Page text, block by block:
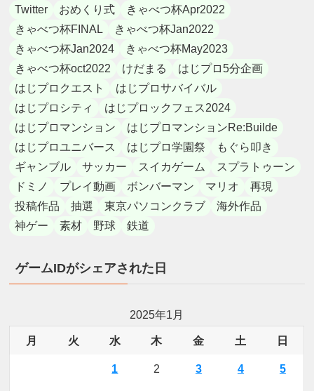
Twitter おめくり式
きゃべつ杯Apr2022
きゃべつ杯FINAL
きゃべつ杯Jan2022
きゃべつ杯Jan2024
きゃべつ杯May2023
きゃべつ杯oct2022
けだまる
はじプロ5分企画
はじプロクエスト
はじプロサバイバル
はじプロシティ
はじプロックフェス2024
はじプロマンション
はじプロマンションRe:Builde
はじプロユニバース
はじプロ学園祭
もぐら叩き
ギャンブル
サッカー スイカゲーム
スプラトゥーン
ドミノ
プレイ動画 ボンバーマン マリオ
再現
投稿作品
抽選 東京パソコンクラブ
海外作品
神ゲー
素材 野球 鉄道
ゲームIDがシェアされた日
2025年1月
月 火 水 木 金 土 日
1 2 3 4 5